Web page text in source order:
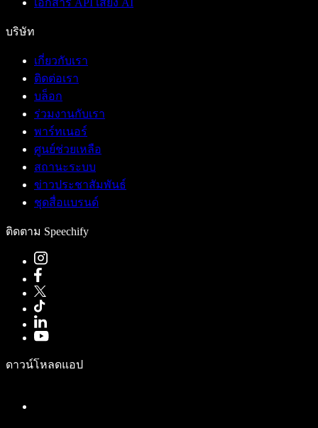
เอกสาร API เสียง AI
บริษัท
เกี่ยวกับเรา
ติดต่อเรา
บล็อก
ร่วมงานกับเรา
พาร์ทเนอร์
ศูนย์ช่วยเหลือ
สถานะระบบ
ข่าวประชาสัมพันธ์
ชุดสื่อแบรนด์
ติดตาม Speechify
ดาวน์โหลดแอป